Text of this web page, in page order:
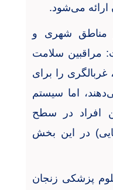
ارائه می‌شود.
مناطق شهری و
مراقبین سلامت
را برای
اما سیستم
افراد در سطح
در این بخش
پزشکی زنجان